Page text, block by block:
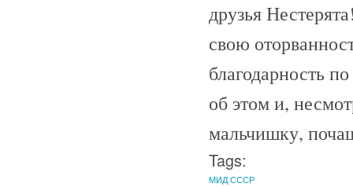
друзья
свою
благодарность
об этом и,
мальчишку,
Tags:
МИД СССР